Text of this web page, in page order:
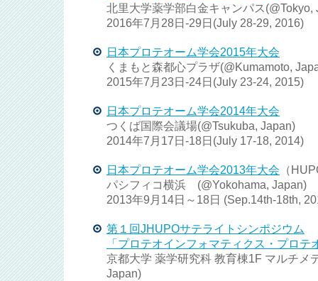
北里大学薬学部白金キャンパス
2016年7月28日-29日(July 28-29, 2016)
日本プロテオーム学会2015年大会
くまもと森都心プラザ(@Kumamoto,
2015年7月23日-24日(July 23-24, 2015)
日本プロテオーム学会2014年大会
つくば国際会議場(@Tsukuba, Japan)
2014年7月17日-18日(July 17-18, 2014)
日本プロテオーム学会2013年大会 （
パシフィコ横浜 (@Yokohama, Japan)
2013年9月14日～18日 (Sep.14th-18th,
第１回JHUPOサテライトシンポジウム
「プロテオインフォマティクス・プロ
京都大学 薬学研究科 教育棟1F マルチメ
Japan)